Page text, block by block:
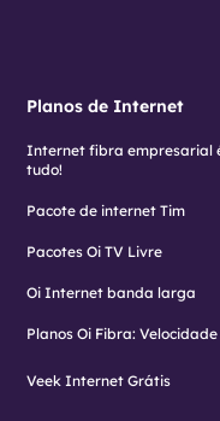
Planos de Internet
Internet fibra empresarial
tudo!
Pacote de internet Tim
Pacotes Oi TV Livre
Oi Internet banda larga
Planos Oi Fibra:
Veek Internet Grátis